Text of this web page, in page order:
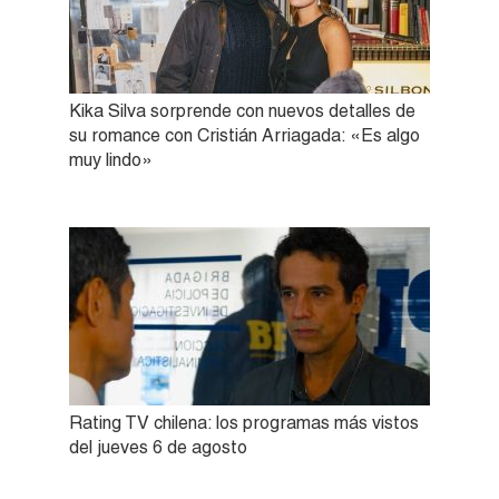
Kika Silva sorprende con nuevos detalles de
su romance con Cristián Arriagada: «Es algo
muy lindo»
Rating TV chilena: los programas más vistos
del jueves 6 de agosto